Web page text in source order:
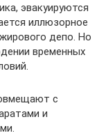
эвакуируются
иллюзорное
депо. Но
временных
с
и